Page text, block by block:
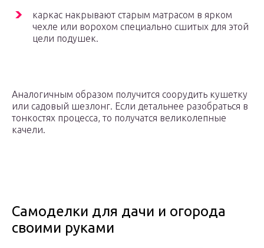
каркас накрывают старым матрасом в ярком
чехле или ворохом специально сшитых для этой
цели подушек.
Аналогичным образом получится соорудить кушетку
или садовый шезлонг. Если детальнее разобраться в
тонкостях процесса, то получатся великолепные
качели.
Самоделки для дачи и огорода
своими руками